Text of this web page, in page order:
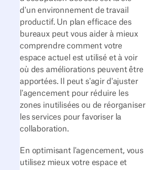
d'un environnement de travail
productif. Un plan efficace des
bureaux peut vous aider à mieux
comprendre comment votre
espace actuel est utilisé et à voir
où des améliorations peuvent être
apportées. Il peut s'agir d'ajuster
l'agencement pour réduire les
zones inutilisées ou de réorganiser
les services pour favoriser la
collaboration.
En optimisant l'agencement, vous
utilisez mieux votre espace et